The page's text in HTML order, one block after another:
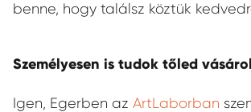
benne, hogy találsz köztük
Személyesen is tudok tőled
Igen, Egerben az ArtLaborban